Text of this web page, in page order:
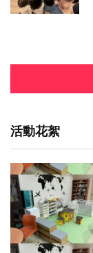
活動花絮